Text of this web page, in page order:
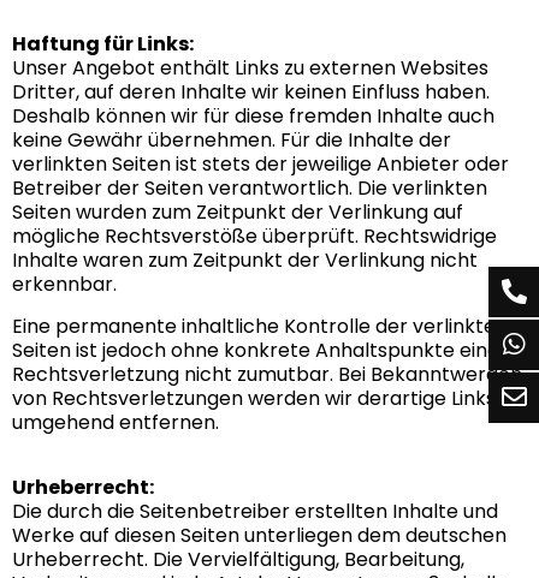
Haftung für Links:
Unser Angebot enthält Links zu externen Websites
Dritter, auf deren Inhalte wir keinen Einfluss haben.
Deshalb können wir für diese fremden Inhalte auch
keine Gewähr übernehmen. Für die Inhalte der
verlinkten Seiten ist stets der jeweilige Anbieter oder
Betreiber der Seiten verantwortlich. Die verlinkten
Seiten wurden zum Zeitpunkt der Verlinkung auf
mögliche Rechtsverstöße überprüft. Rechtswidrige
Inhalte waren zum Zeitpunkt der Verlinkung nicht
erkennbar.
Eine permanente inhaltliche Kontrolle der verlinkten
Seiten ist jedoch ohne konkrete Anhaltspunkte einer
Rechtsverletzung nicht zumutbar. Bei Bekanntwerden
von Rechtsverletzungen werden wir derartige Links
umgehend entfernen.
Urheberrecht:
Die durch die Seitenbetreiber erstellten Inhalte und
Werke auf diesen Seiten unterliegen dem deutschen
Urheberrecht. Die Vervielfältigung, Bearbeitung,